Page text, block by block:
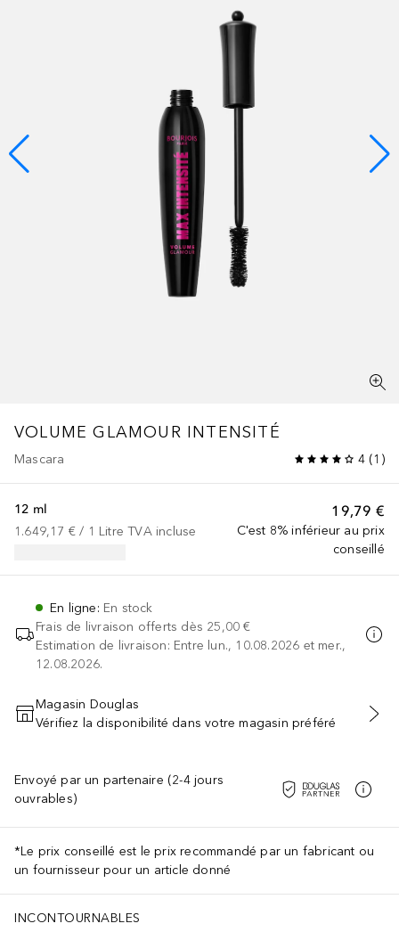
VOLUME GLAMOUR INTENSITÉ
Mascara 4 (1 )
19,79 €
C'est 8% inférieur au prix
conseillé
12 ml
1.649,17 € / 1 Litre TVA incluse
En ligne: En stock
Frais de livraison offerts dès 25,00 €
Estimation de livraison: Entre lun., 10.08.2026 et mer.,
12.08.2026.
AJOUTER AU PANIER
Magasin Douglas
Vérifiez la disponibilité dans votre magasin préféré
Envoyé par un partenaire (2-4 jours
ouvrables)
*Le prix conseillé est le prix recommandé par un fabricant ou
un fournisseur pour un article donné
INCONTOURNABLES